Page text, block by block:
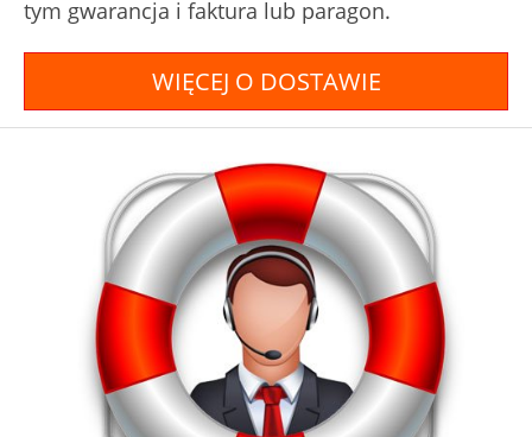
tym gwarancja i faktura lub paragon.
WIĘCEJ O DOSTAWIE